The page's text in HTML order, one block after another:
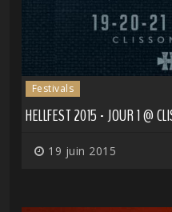
Festivals
HELLFEST 2015 - JOUR 1 @
19 juin 2015